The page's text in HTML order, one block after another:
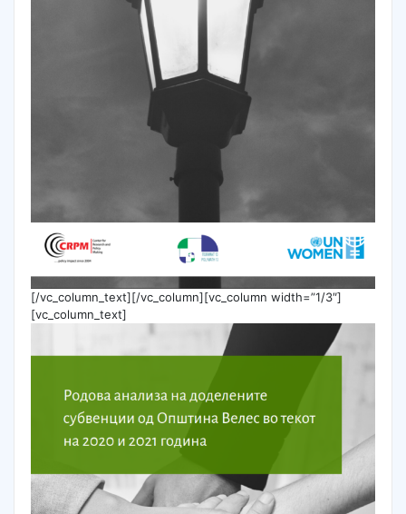
[/vc_column_text][/vc_column][vc_column width=”1/3″]
[vc_column_text]